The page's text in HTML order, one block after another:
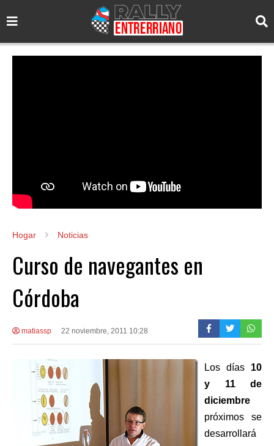
Hogar Noticias
Curso de navegantes en
Córdoba
matiassp 22 noviembre, 2011 10:28
Los días 10
y 11 de
diciembre
próximos se
desarrollará